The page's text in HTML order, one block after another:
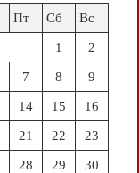
Пт Сб Вс
1 2
7 8 9
14 15 16
21 22 23
28 29 30